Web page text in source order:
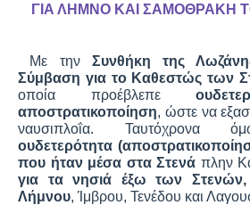
ΓΙΑ ΛΗΜΝΟ ΚΑΙ ΣΑΜΟΘΡΑΚΗ
Με την Συνθήκη της
Σύμβαση για το Καθεστώς των
οποία προέβλεπε
αποστρατικοποίηση, ώστε να
ναυσιπλοΐα. Ταυτόχρονα
ουδετερότητα
που ήταν μέσα στα Στενά πλην
για τα νησιά έξω των Στενών,
Λήμνου, Ίμβρου, Τενέδου και